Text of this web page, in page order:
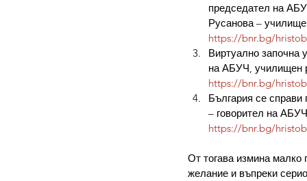
председател на
Русанова –
https://bnr.bg/
Виртуално
на АБУЧ, училищен
https://bnr.bg/
България се
– говорител на
https://bnr.bg/
От тогава измина малко
желание и въпреки